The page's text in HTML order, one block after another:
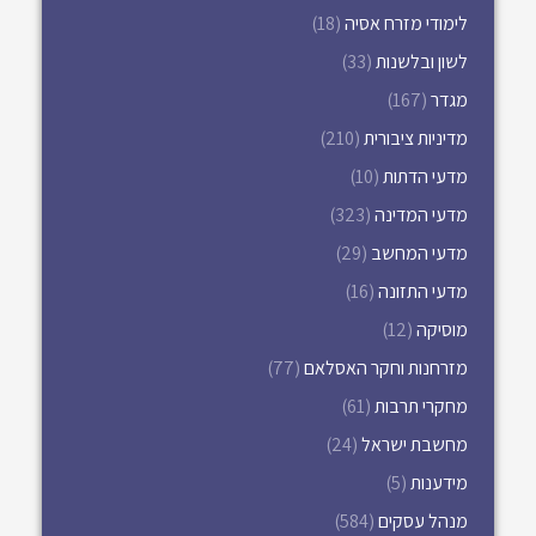
לימודי מזרח אסיה(18)
לשון ובלשנות(33)
מגדר(167)
מדיניות ציבורית(210)
מדעי הדתות(10)
מדעי המדינה(323)
מדעי המחשב (29)
מדעי התזונה(16)
מוסיקה(12)
מזרחנות וחקר האסלאם(77)
מחקרי תרבות(61)
מחשבת ישראל(24)
מידענות(5)
מנהל עסקים(584)